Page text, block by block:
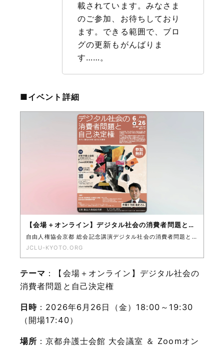
載されています。みなさま
のご参加、お待ちしており
ます。できる範囲で、ブロ
グの更新もがんばりま
す……。
■イベント詳細
【会場＋オンライン】デジタル社会の消費者問題と自己決定権 – JCLU京都
自由人権協会京都 総会記念講演デジタル社会の消費者問題と自己決定権SNSや広告、アルゴリズムは、私たちの買い物や選択に、気づかないうちに大きな影響を与えています。
JCLU-KYOTO.ORG
テーマ ：【会場＋オンライン】デジタル社会の
消費者問題と自己決定権
日時 ：2026年6月26日（金）18:00～19:30
（開場17:40）
場所 ：京都弁護士会館 大会議室 ＆ Zoomオン